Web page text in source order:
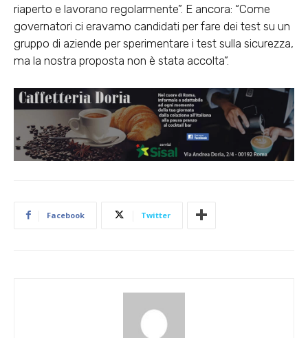
riaperto e lavorano regolarmente”. E ancora: “Come
governatori ci eravamo candidati per fare dei test su un
gruppo di aziende per sperimentare i test sulla sicurezza,
ma la nostra proposta non è stata accolta”.
Facebook Twitter